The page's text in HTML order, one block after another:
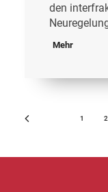
den
Mehr
1 2